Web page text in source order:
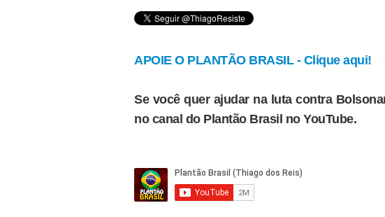
APOIE O PLANTÃO BRASIL - Clique aqui!
Se você quer ajudar na luta contra
no canal do Plantão Brasil no YouTube.